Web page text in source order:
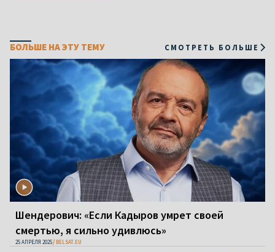
БОЛЬШЕ НА ЭТУ ТЕМУ СМОТРЕТЬ БОЛЬШЕ
Шендерович: «Если Кадыров умрет своей
смертью, я сильно удивлюсь»
25 АПРЕЛЯ 2025 BELSAT.EU